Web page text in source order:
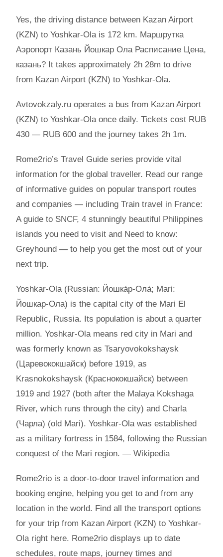
Yes, the driving distance between Kazan Airport
(KZN) to Yoshkar-Ola is 172 km. Маршрутка
Аэропорт Казань Йошкар Ола Расписание Цена,
казань? It takes approximately 2h 28m to drive
from Kazan Airport (KZN) to Yoshkar-Ola.
Avtovokzaly.ru operates a bus from Kazan Airport
(KZN) to Yoshkar-Ola once daily. Tickets cost RUB
430 — RUB 600 and the journey takes 2h 1m.
Rome2rio’s Travel Guide series provide vital
information for the global traveller. Read our range
of informative guides on popular transport routes
and companies — including Train travel in France:
A guide to SNCF, 4 stunningly beautiful Philippines
islands you need to visit and Need to know:
Greyhound — to help you get the most out of your
next trip.
Yoshkar-Ola (Russian: Йошка́р-Ола́; Mari:
Йошкар-Ола) is the capital city of the Mari El
Republic, Russia. Its population is about a quarter
million. Yoshkar-Ola means red city in Mari and
was formerly known as Tsaryovokokshaysk
(Царевококшайск) before 1919, as
Krasnokokshaysk (Краснококшайск) between
1919 and 1927 (both after the Malaya Kokshaga
River, which runs through the city) and Charla
(Чарла) (old Mari). Yoshkar-Ola was established
as a military fortress in 1584, following the Russian
conquest of the Mari region. — Wikipedia
Rome2rio is a door-to-door travel information and
booking engine, helping you get to and from any
location in the world. Find all the transport options
for your trip from Kazan Airport (KZN) to Yoshkar-
Ola right here. Rome2rio displays up to date
schedules, route maps, journey times and